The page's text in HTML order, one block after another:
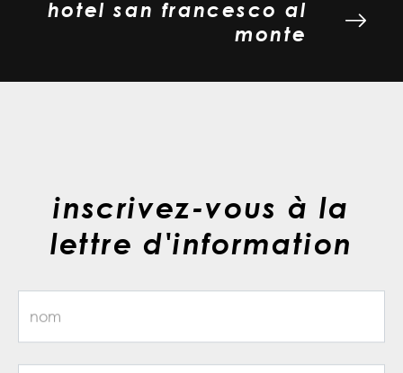
hotel san francesco al
monte
inscrivez-vous à la
lettre d'information